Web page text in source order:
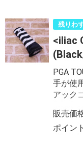
残りわ
<iliac
PGA
手が使
アック
販売価
ポイン